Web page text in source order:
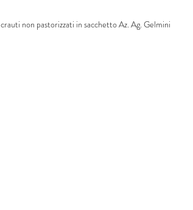
crauti non pastorizzati in sacchetto Az. Ag. Gelmini